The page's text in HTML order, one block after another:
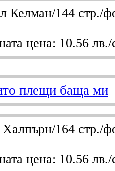
Келман/144 стр./
цена: 10.56 лв./
плещи баща ми
164 стр./
цена: 10.56 лв./